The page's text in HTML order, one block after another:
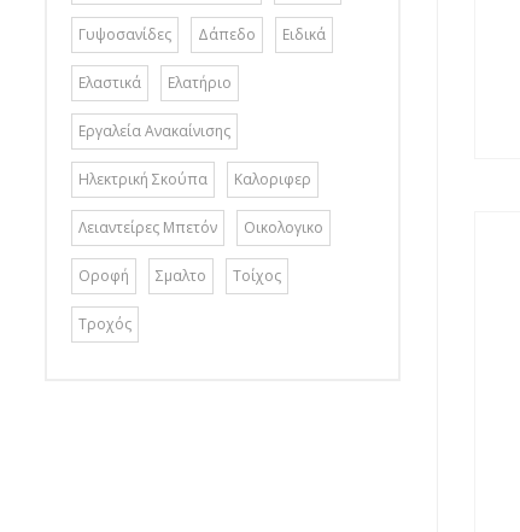
Γυψοσανίδες Δάπεδο Ειδικά
Ελαστικά Ελατήριο
Εργαλεία Ανακαίνισης
Ηλεκτρική Σκούπα Καλοριφερ
Λειαντείρες Μπετόν Οικολογικο
Οροφή Σμαλτο Τοίχος
Τροχός